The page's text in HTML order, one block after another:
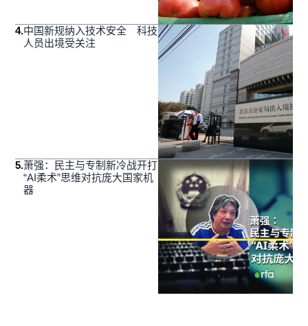
4.中国新规纳入技术安全 科技
人员出境受关注
5.萧强：民主与专制新冷战开打
“AI柔术”思维对抗庞大国家机
器